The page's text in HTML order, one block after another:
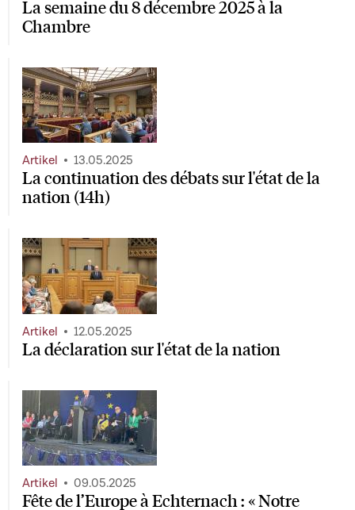
La semaine du 8 décembre 2025 à la
Chambre
La continuation des débats sur l'état de la
nation (14h)
Artikel 13.05.2025
La déclaration sur l'état de la nation
Artikel 12.05.2025
Fête de l’Europe à Echternach : « Notre
Artikel 09.05.2025